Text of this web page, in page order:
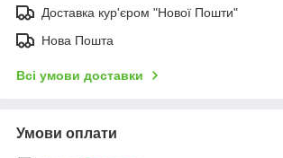
Доставка кур'єром "Нової Пошти"
Нова Пошта
Всі умови доставки
Умови оплати